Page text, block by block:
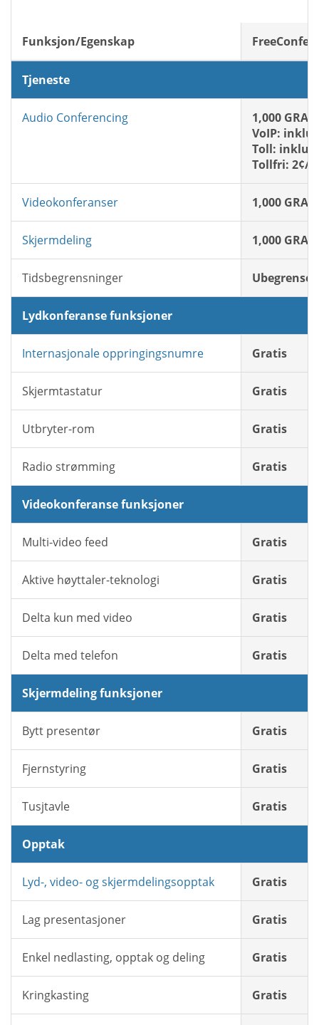
Funksjon/Egenskap
Tjeneste
Audio Conferencing
1,000
VoIP:
Toll:
Tollfri: 2¢/
Videokonferanser 1,000
Skjermdeling 1,000
Tidsbegrensninger Ubegrenset
Lydkonferanse funksjoner
Internasjonale oppringingsnumre Gratis
Skjermtastatur Gratis
Utbryter-rom Gratis
Radio strømming Gratis
Videokonferanse funksjoner
Multi-video feed Gratis
Aktive høyttaler-teknologi Gratis
Delta kun med video Gratis
Delta med telefon Gratis
Skjermdeling funksjoner
Bytt presentør Gratis
Fjernstyring Gratis
Tusjtavle Gratis
Opptak
Lyd-, video- og skjermdelingsopptak Gratis
Lag presentasjoner Gratis
Enkel nedlasting, opptak og deling Gratis
Kringkasting Gratis